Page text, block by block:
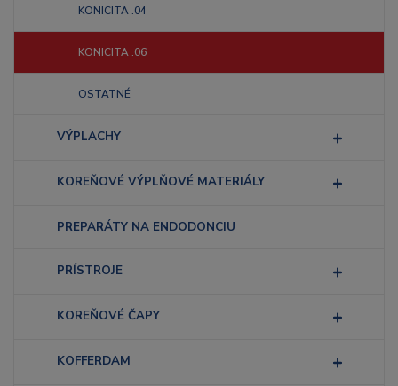
KONICITA .04
KONICITA .06
OSTATNÉ
VÝPLACHY
KOREŇOVÉ VÝPLŇOVÉ MATERIÁLY
PREPARÁTY NA ENDODONCIU
PRÍSTROJE
KOREŇOVÉ ČAPY
KOFFERDAM